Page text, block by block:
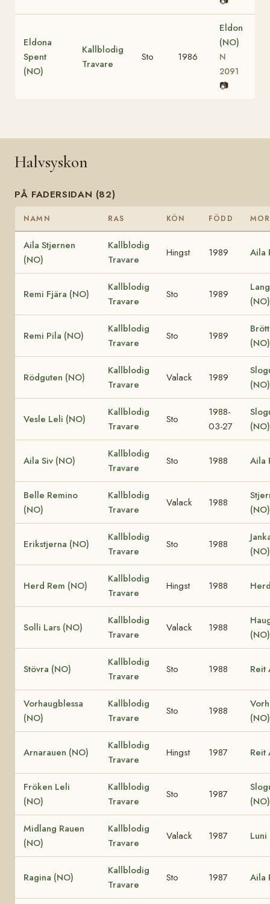
Eldona
Spent
(NO)
Kallblodig
Travare
Sto 1986
Eldon
(NO)
N
2091
📷
Halvsyskon
PÅ FADERSIDAN (82)
NAMN RAS KÖN FÖDD MOR
Aila Stjernen
(NO)
Kallblodig
Travare
Hingst 1989 Aila
Remi Fjära (NO)
Kallblodig
Travare
Sto 1989
(NO)
Remi Pila (NO)
Kallblodig
Travare
Sto 1989
(NO)
Rödguten (NO)
Kallblodig
Travare
Valack 1989
(NO)
Vesle Leli (NO)
Kallblodig
Travare
Sto
1988-
03-27
(NO)
Aila Siv (NO)
Kallblodig
Travare
Sto 1988 Aila
Belle Remino
(NO)
Kallblodig
Travare
Valack 1988
(NO)
Erikstjerna (NO)
Kallblodig
Travare
Sto 1988
(NO)
Herd Rem (NO)
Kallblodig
Travare
Hingst 1988
Solli Lars (NO)
Kallblodig
Travare
Valack 1988
(NO)
Stövra (NO)
Kallblodig
Travare
Sto 1988 Reit
Vorhaugblessa
(NO)
Kallblodig
Travare
Sto 1988
(NO)
Arnarauen (NO)
Kallblodig
Travare
Hingst 1987 Reit
Fröken Leli
(NO)
Kallblodig
Travare
Sto 1987
(NO)
Midlang Rauen
(NO)
Kallblodig
Travare
Valack 1987 Luni
Ragina (NO)
Kallblodig
Travare
Sto 1987 Aila